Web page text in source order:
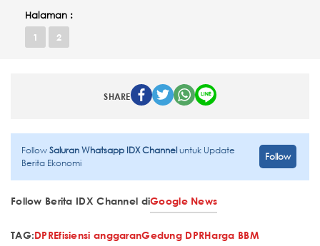
Halaman :
1 2
SHARE
FollowSaluran Whatsapp IDX Channeluntuk Update
Berita Ekonomi
Follow
Follow Berita IDX Channel diGoogle News
TAG:DPREfisiensi anggaranGedung DPRHarga BBM